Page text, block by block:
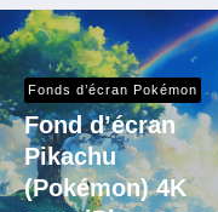
Fonds d’écran Pokémon
Fond d’écran
Pikachu
(Pokémon) 4K